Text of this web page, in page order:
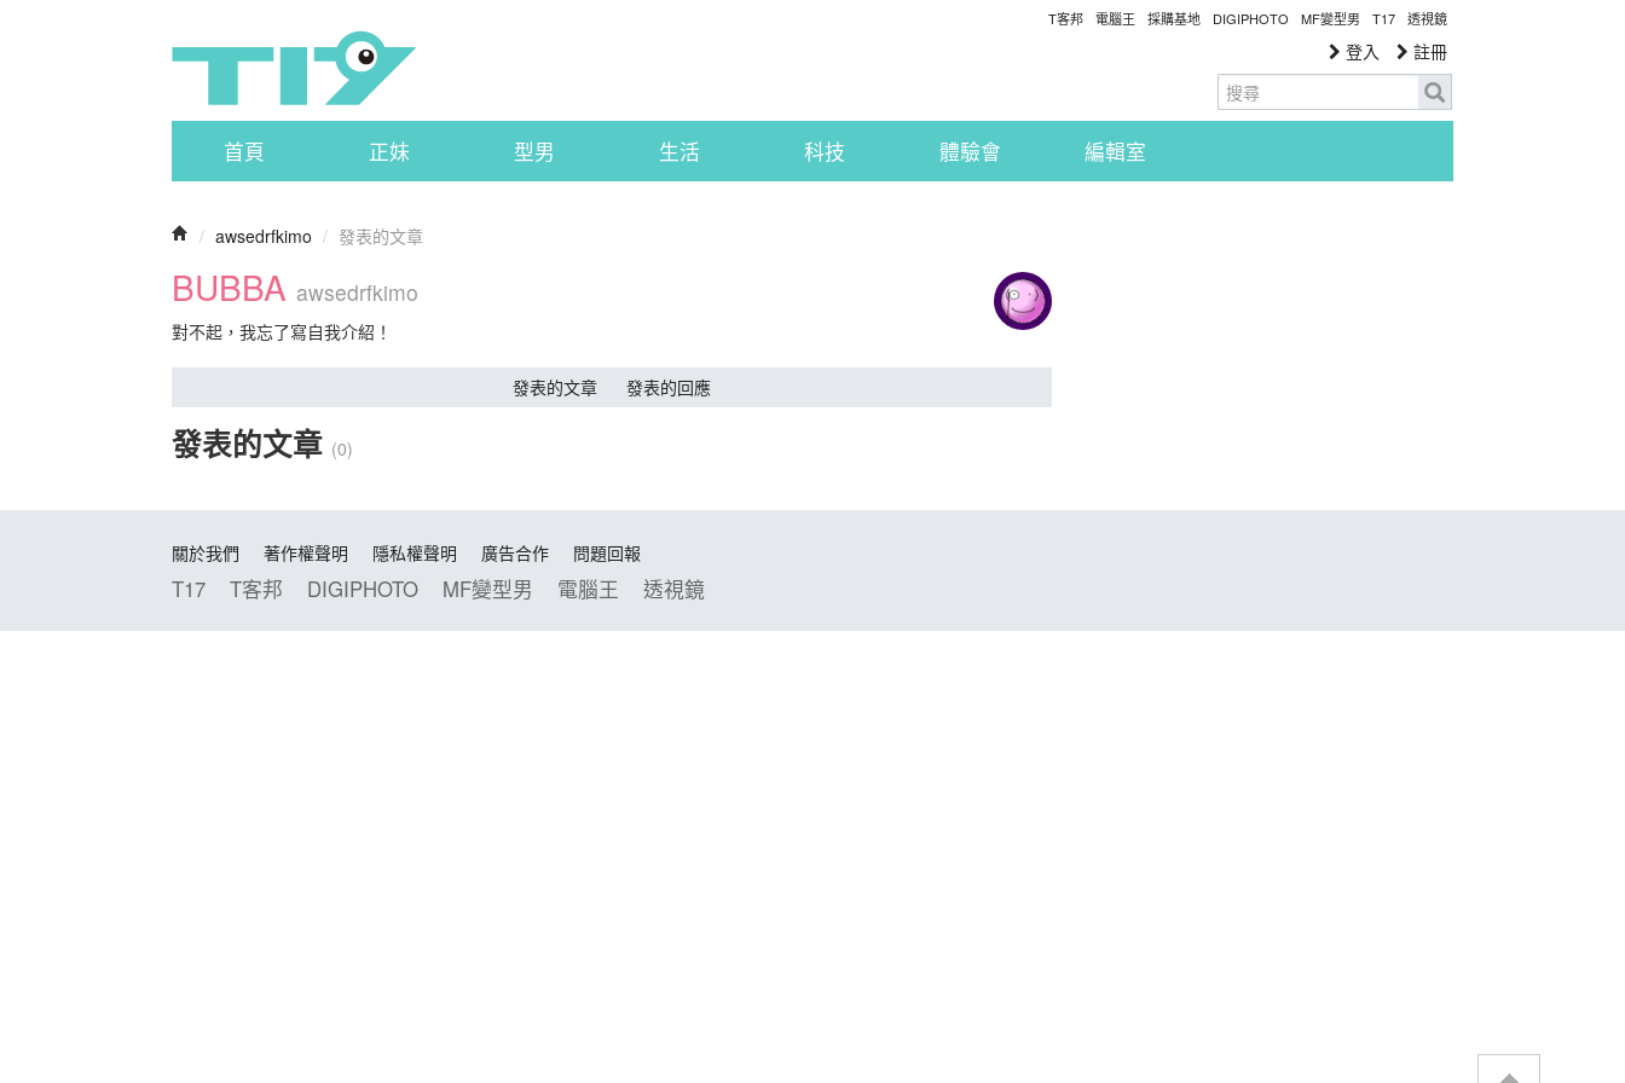
T客邦 電腦王 採購基地 DIGIPHOTO MF變型男 T17 透視鏡
登入 註冊
首頁 正妹 型男 生活 科技 體驗會 編輯室
/ awsedrfkimo / 發表的文章
BUBBA awsedrfkimo
對不起，我忘了寫自我介紹！
發表的文章 發表的回應
發表的文章 (0)
關於我們 著作權聲明 隱私權聲明 廣告合作 問題回報
T17 T客邦 DIGIPHOTO MF變型男 電腦王 透視鏡